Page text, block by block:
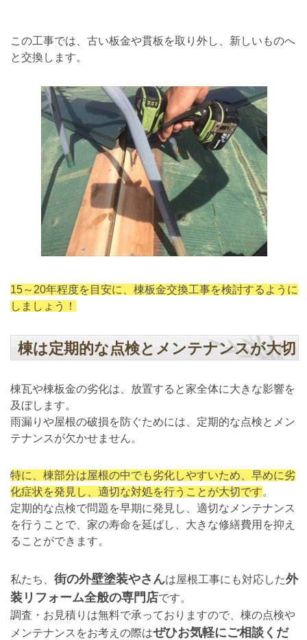
この工事では、古い板金や貫板を取り外し、新しいものへ
と交換します。
15～20年程度を目安に、棟板金交換工事を検討するように
しましょう！
棟は定期的な点検とメンテナンスが大切
棟瓦や棟板金の劣化は、放置すると家全体に大きな影響を
及ぼします。
雨漏りや屋根の破損を防ぐためには、定期的な点検とメン
テナンスが欠かせません。
特に、棟部分は屋根の中でも劣化しやすいため、早めに劣
化症状を発見し、適切な対処を行うことが大切です。
定期的な点検で問題を早期に発見し、適切なメンテナンス
を行うことで、家の寿命を延ばし、大きな修繕費用を抑え
ることができます。
私たち、 街の外壁塗装やさんは屋根工事にも対応した外
装リフォーム全般の専門店です。
調査・お見積りは無料で承っておりますので、棟の点検や
メンテナンスをお考えの際はぜひお気軽にご相談くだ